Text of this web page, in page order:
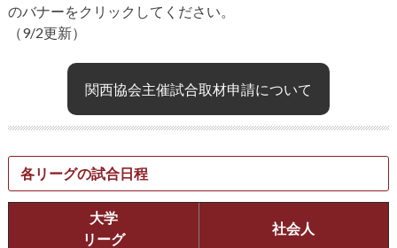
のバナーをクリックしてください。
（9/2更新）
関西協会主催試合取材申請について
各リーグの試合日程
大学
リーグ
社会人